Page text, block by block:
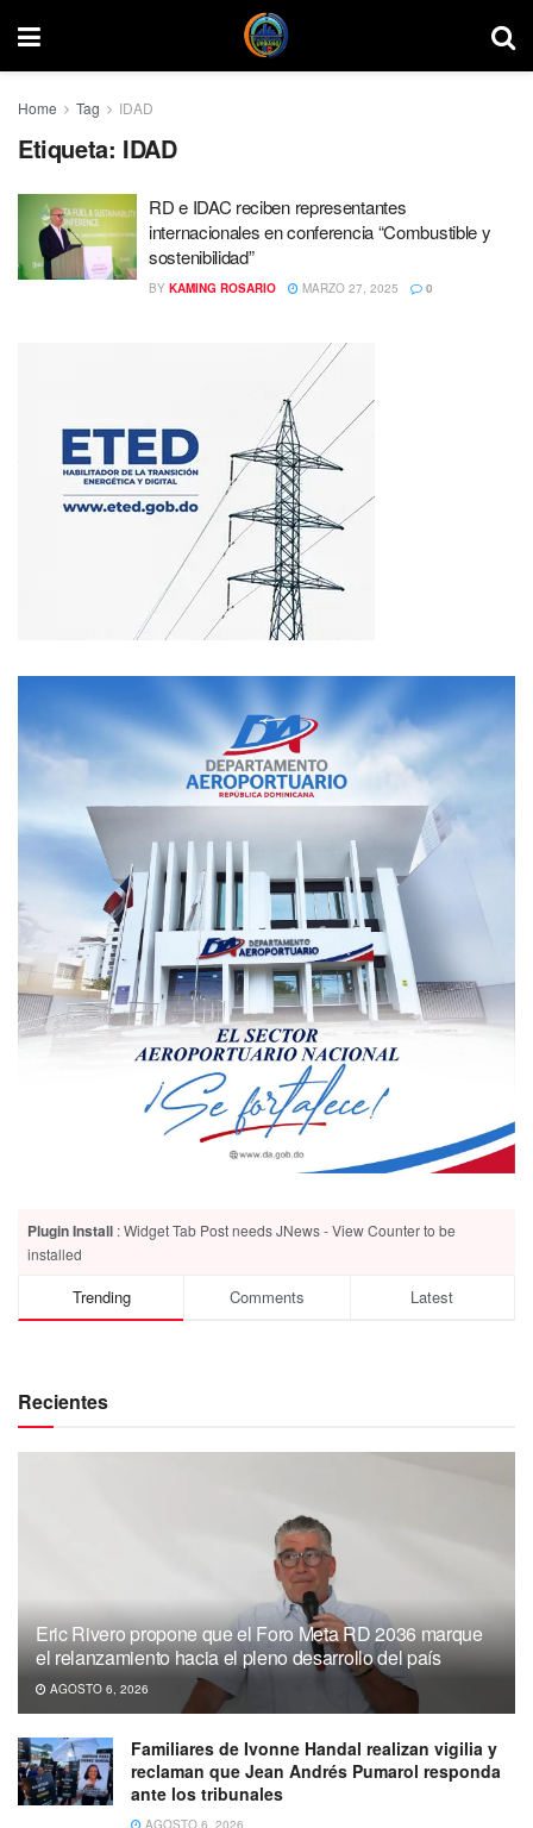
Home Tag IDAD
Etiqueta: IDAD
RD e IDAC reciben representantes
internacionales en conferencia “Combustible y
sostenibilidad”
BY KAMING ROSARIO MARZO 27, 2025 0
Plugin Install : Widget Tab Post needs JNews - View Counter to be
installed
Trending Comments Latest
Recientes
Eric Rivero propone que el Foro Meta RD 2036 marque
el relanzamiento hacia el pleno desarrollo del país
AGOSTO 6, 2026
Familiares de Ivonne Handal realizan vigilia y
reclaman que Jean Andrés Pumarol responda
ante los tribunales
AGOSTO 6, 2026